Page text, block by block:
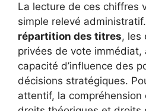
La lecture de ces chiffres
simple relevé
répartition des titres, les
privées de vote immédiat,
capacité d’influence des
décisions stratégiques.
attentif, la